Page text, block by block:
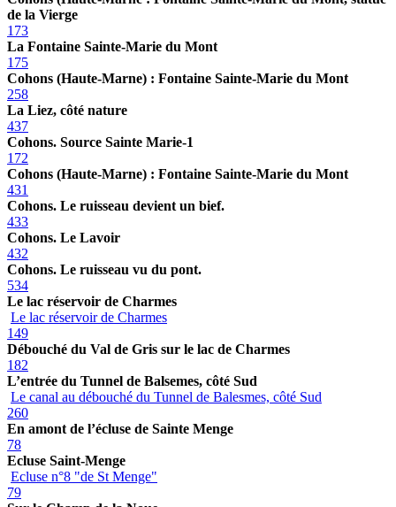
de la Vierge
173
La Fontaine Sainte-Marie du Mont
175
Cohons (Haute-Marne) : Fontaine Sainte-Marie du Mont
258
La Liez, côté nature
437
Cohons. Source Sainte Marie-1
172
Cohons (Haute-Marne) : Fontaine Sainte-Marie du Mont
431
Cohons. Le ruisseau devient un bief.
433
Cohons. Le Lavoir
432
Cohons. Le ruisseau vu du pont.
534
Le lac réservoir de Charmes
Le lac réservoir de Charmes
149
Débouché du Val de Gris sur le lac de Charmes
182
L’entrée du Tunnel de Balsemes, côté Sud
Le canal au débouché du Tunnel de Balesmes, côté Sud
260
En amont de l’écluse de Sainte Menge
78
Ecluse Saint-Menge
Ecluse n°8 "de St Menge"
79